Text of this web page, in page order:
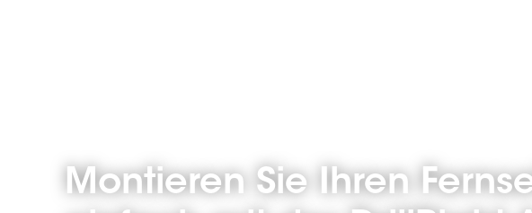
Montieren Sie Ihren